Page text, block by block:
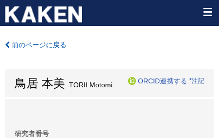
前のページに戻る
鳥居 本美 TORII Motomi
ORCID連携する *注記
研究者番号